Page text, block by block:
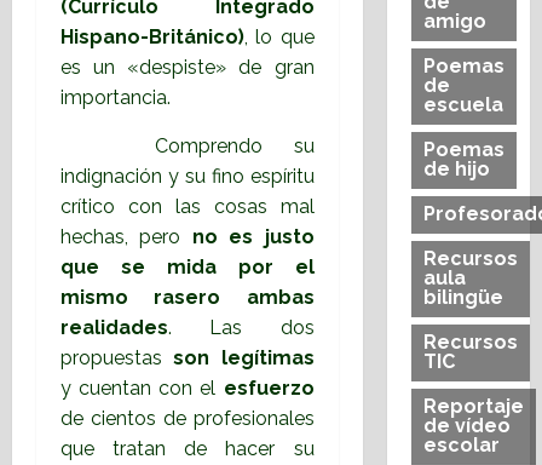
(Currículo Integrado
Hispano-Británico) , lo que
es un «despiste» de gran
importancia.
Comprendo su
indignación y su fino espíritu
crítico con las cosas mal
hechas, pero no es justo
que se mida por el
mismo rasero ambas
realidades. Las dos
propuestasson legítimas
y cuentan con el esfuerzo
de cientos de profesionales
que tratan de hacer su
amigo
Poemas
de
escuela
Poemas
de hijo
Recursos
aula
bilingüe
Recursos
TIC
Reportaje
de vídeo
escolar